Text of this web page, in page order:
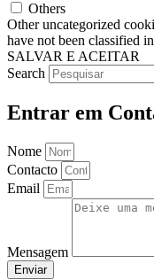
Others
Other uncategorized
have not been classified
SALVAR E ACEITAR
Search
Entrar em
Nome
Contacto
Email
Mensagem
Enviar